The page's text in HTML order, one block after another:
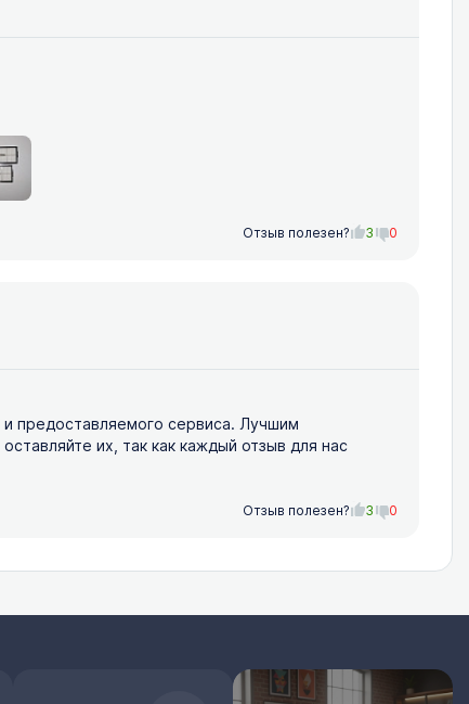
Отзыв полезен? 3 0
предоставляемого сервиса. Лучшим
их, так как каждый отзыв для нас
Отзыв полезен? 3 0